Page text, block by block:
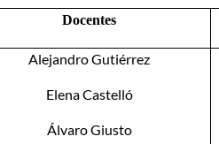
Docentes
Alejandro Gutiérrez
Elena Castelló
Álvaro Giusto